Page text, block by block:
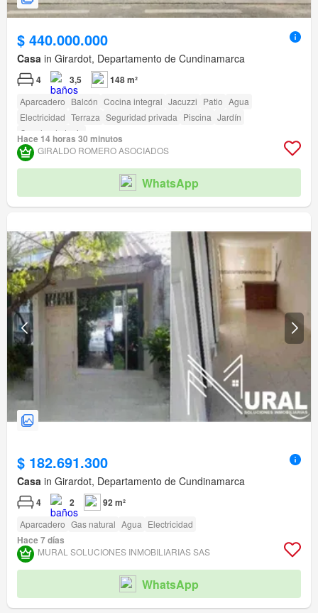
$ 440.000.000
Casa in Girardot, Departamento de Cundinamarca
4 3,5 148 m²
Aparcadero Balcón Cocina integral Jacuzzi Patio Agua
Electricidad Terraza Seguridad privada Piscina Jardín
Cancha de tenis
Hace 14 horas 30 minutos
GIRALDO ROMERO ASOCIADOS
WhatsApp
$ 182.691.300
Casa in Girardot, Departamento de Cundinamarca
4 2 92 m²
Aparcadero Gas natural Agua Electricidad
Hace 7 días
MURAL SOLUCIONES INMOBILIARIAS SAS
WhatsApp